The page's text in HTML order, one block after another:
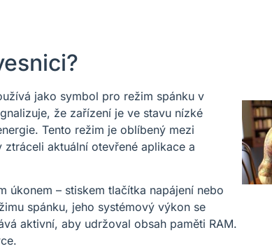
jako symbol pro režim spánku v
že zařízení je ve stavu nízké
Tento režim je oblíbený mezi
aktuální otevřené aplikace a
úkonem – stiskem tlačítka napájení nebo
spánku, jeho systémový výkon se
aktivní, aby udržoval obsah paměti RAM.